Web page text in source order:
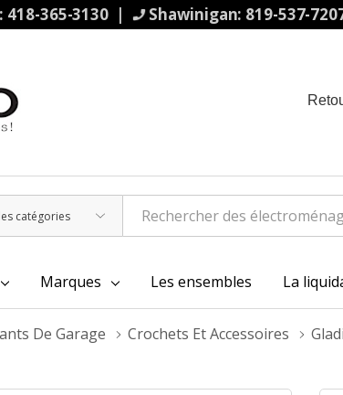
365-3130 | Shawinigan: 819-537-
Marques Les ensembles La
De Garage Crochets Et Accessoires